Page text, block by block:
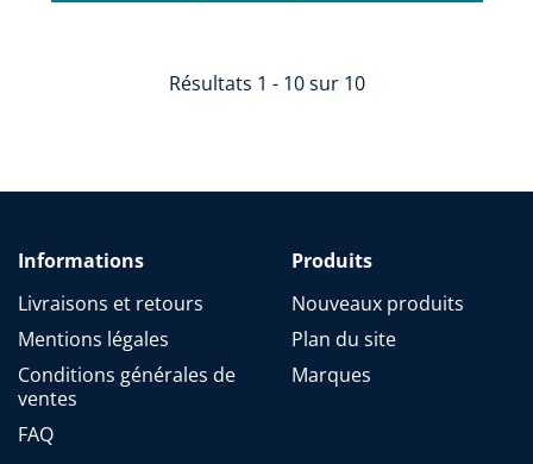
Résultats 1 - 10 sur 10
Informations
Livraisons et retours
Mentions légales
Conditions générales de
ventes
FAQ
Produits
Nouveaux produits
Plan du site
Marques